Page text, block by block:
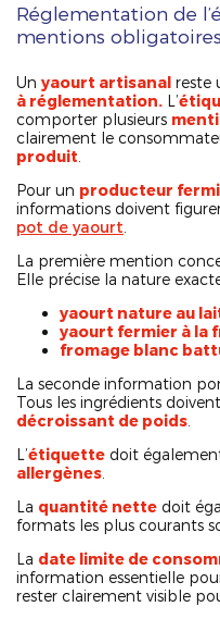
Réglementation de
mentions
Un yaourt artisanal reste
à réglementation. L’
comporter plusieurs
clairement le
produit
Pour un producteur
informations doivent
pot de yaourt
La première mention
Elle précise la nature
yaourt nature au
yaourt fermier à la
fromage blanc
La seconde information
Tous les ingrédients
décroissant de poids
L’étiquette doit
allergènes
La quantité nette doit
formats les plus courants
La date limite de
information essentielle
rester clairement visible